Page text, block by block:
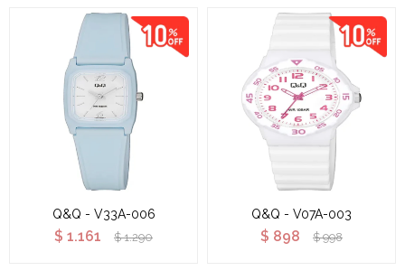
Q&Q - V33A-006
$ 1.161 $ 1.290
Q&Q - V07A-003
$ 898 $ 998